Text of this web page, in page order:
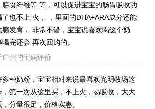
膳食纤维等 等，可以促进宝宝的肠胃吸收功
了也不上 火， ，里面的DHA+ARA成分还能
脑发育， 非常不错，宝宝说喜欢喝这个奶
喝完还会 再次回购的。
广州的宝妈评价
多种奶粉，宝宝相对来说最喜欢光明牧场这
，第一次从这里买，不上火，易吸收，大大
，分量很足，价格实惠。